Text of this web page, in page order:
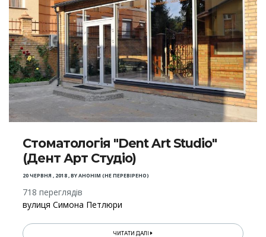
Стоматологія "Dent Art Studio"
(Дент Арт Студіо)
20 ЧЕРВНЯ , 2018,BYАНОНІМ (НЕ ПЕРЕВІРЕНО)
718 переглядів
вулиця Симона Петлюри
ЧИТАТИ ДАЛІ